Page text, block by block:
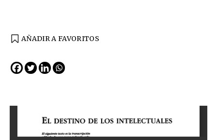
AÑADIR A FAVORITOS